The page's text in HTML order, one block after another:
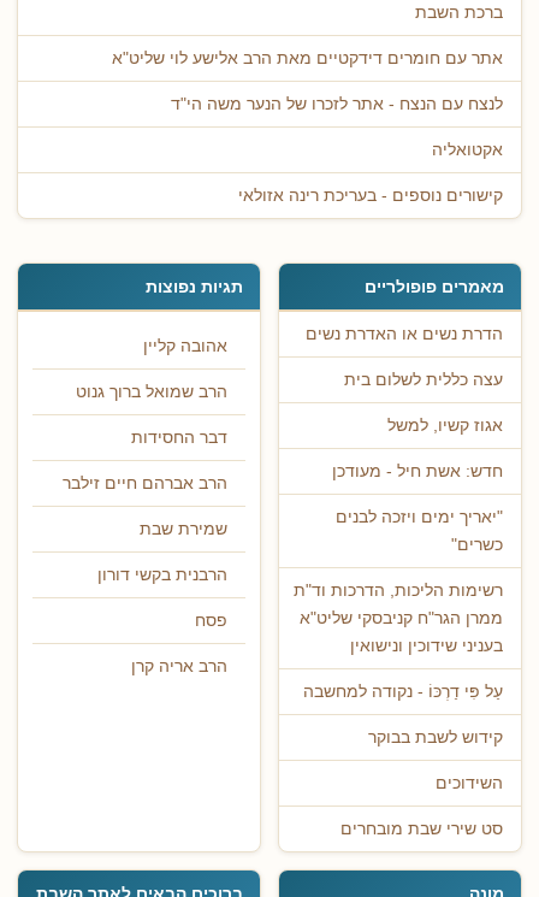
ברכת השבת
אתר עם חומרים דידקטיים מאת הרב אלישע לוי שליט"א
לנצח עם הנצח - אתר לזכרו של הנער משה הי"ד
אקטואליה
קישורים נוספים - בעריכת רינה אזולאי
מאמרים פופולריים
הדרת נשים או האדרת נשים
עצה כללית לשלום בית
אגוז קשיו, למשל
חדש: אשת חיל - מעודכן
"יאריך ימים ויזכה לבנים
כשרים"
רשימות הליכות, הדרכות וד"ת
ממרן הגר"ח קניבסקי שליט"א
בעניני שידוכין ונישואין
עַל פִּי דַרְכּוֹ - נקודה למחשבה
קידוש לשבת בבוקר
השידוכים
סט שירי שבת מובחרים
תגיות נפוצות
אהובה קליין
הרב שמואל ברוך גנוט
דבר החסידות
הרב אברהם חיים זילבר
שמירת שבת
הרבנית בקשי דורון
פסח
הרב אריה קרן
מונה ברוכים הבאים לאתר השבת